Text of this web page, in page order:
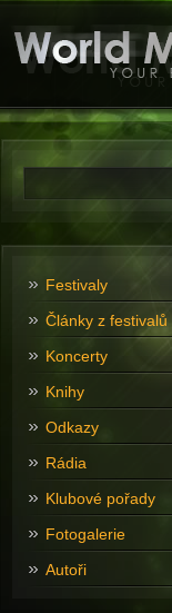
Festivaly
Články z festivalů
Koncerty
Knihy
Odkazy
Rádia
Klubové pořady
Fotogalerie
Autoři